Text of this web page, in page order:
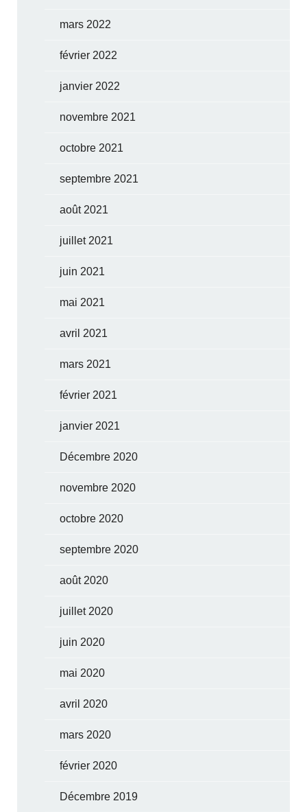
mars 2022
février 2022
janvier 2022
novembre 2021
octobre 2021
septembre 2021
août 2021
juillet 2021
juin 2021
mai 2021
avril 2021
mars 2021
février 2021
janvier 2021
Décembre 2020
novembre 2020
octobre 2020
septembre 2020
août 2020
juillet 2020
juin 2020
mai 2020
avril 2020
mars 2020
février 2020
Décembre 2019